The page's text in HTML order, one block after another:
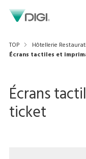
TOP Hôtellerie
Écrans tactiles et
Écrans
ticket